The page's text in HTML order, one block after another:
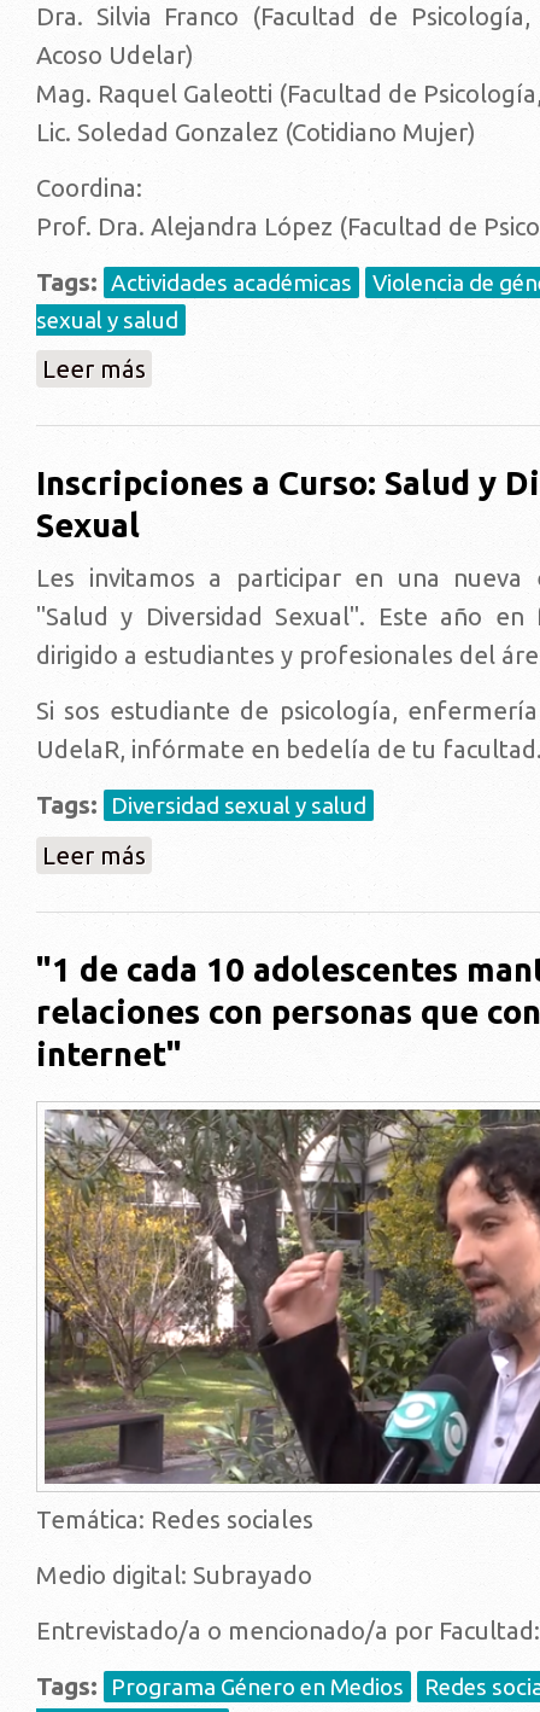
Dra. Silvia Franco (Facultad de
Acoso Udelar)
Mag. Raquel Galeotti (Facultad de
Lic. Soledad Gonzalez (Cotidiano Mujer)
Coordina:
Prof. Dra. Alejandra López (Facultad de
Tags: Actividades académicas
Violencia de
sexual y salud
Leer más
Inscripciones a Curso: Salud y
Sexual
Les invitamos a participar en una nueva
"Salud y Diversidad Sexual". Este año
dirigido a estudiantes y profesionales del
Si sos estudiante de psicología,
UdelaR, infórmate en bedelía de tu
Tags:
Diversidad sexual y salud
Leer más
"1 de cada 10 adolescentes
relaciones con personas que
internet"
p.png
Temática: Redes sociales
Medio digital: Subrayado
Entrevistado/a o mencionado/a por
Tags:
Programa Género en Medios
Redes